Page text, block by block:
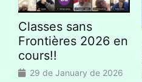
Classes sans
Frontières 2026 en
cours!!
29 de January de 2026